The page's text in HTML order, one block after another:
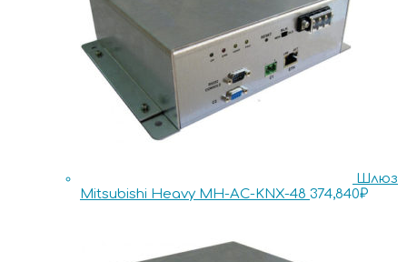
Шлюз
Mitsubishi Heavy MH-AC-KNX-48 374,840₽